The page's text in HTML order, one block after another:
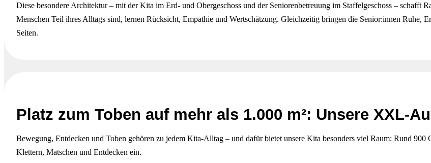
Diese besondere Architektur – mit der Kita im Erd- und Obergeschoss und der Seniorenbetreuung im Staffelgeschoss – schafft
Menschen Teil ihres Alltags sind, lernen Rücksicht, Empathie und Wertschätzung. Gleichzeitig bringen die Senior:innen Ruhe,
Seiten.
Platz zum Toben auf mehr als 1.000 m²: Unsere XXL-
Bewegung, Entdecken und Toben gehören zu jedem Kita-Alltag – und dafür bietet unsere Kita besonders viel Raum: Rund 900
Klettern, Matschen und Entdecken ein.